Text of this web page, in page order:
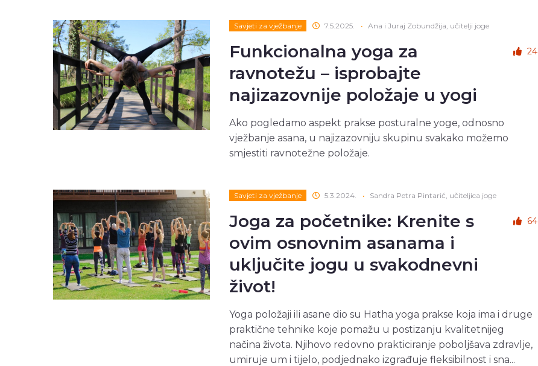
Savjeti za vježbanje 7.5.2025. • Ana i Juraj Zobundžija, učitelji joge
Funkcionalna yoga za
ravnotežu – isprobajte
najizazovnije položaje u yogi
24
Ako pogledamo aspekt prakse posturalne yoge, odnosno
vježbanje asana, u najizazovniju skupinu svakako možemo
smjestiti ravnotežne položaje.
Savjeti za vježbanje 5.3.2024. • Sandra Petra Pintarić, učiteljica joge
Joga za početnike: Krenite s
ovim osnovnim asanama i
uključite jogu u svakodnevni
život!
64
Yoga položaji ili asane dio su Hatha yoga prakse koja ima i druge
praktične tehnike koje pomažu u postizanju kvalitetnijeg
načina života. Njihovo redovno prakticiranje poboljšava zdravlje,
umiruje um i tijelo, podjednako izgrađuje fleksibilnost i sna...